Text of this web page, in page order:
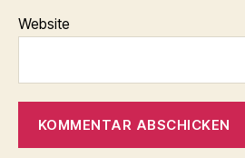
Website